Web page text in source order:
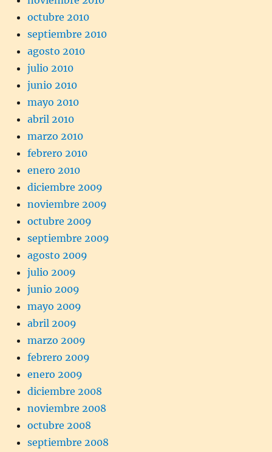
octubre 2010
septiembre 2010
agosto 2010
julio 2010
junio 2010
mayo 2010
abril 2010
marzo 2010
febrero 2010
enero 2010
diciembre 2009
noviembre 2009
octubre 2009
septiembre 2009
agosto 2009
julio 2009
junio 2009
mayo 2009
abril 2009
marzo 2009
febrero 2009
enero 2009
diciembre 2008
noviembre 2008
octubre 2008
septiembre 2008